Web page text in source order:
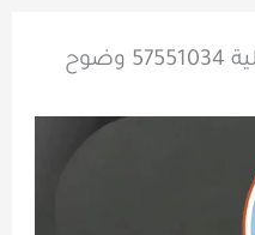
كاميرات مراقبة للرؤية الليلية 57551034 وضوح